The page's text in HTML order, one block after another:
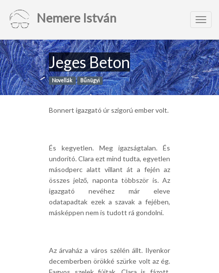
Nemere István
Jeges Beton
Novellák Bűnügyi
Bonnert igazgató úr szigorú ember volt.
És kegyetlen. Meg igazságtalan. És
undorító. Clara ezt mind tudta, egyetlen
másodperc alatt villant át a fején az
összes jelző, naponta többször is. Az
igazgató nevéhez már eleve
odatapadtak ezek a szavak a fejében,
másképpen nem is tudott rá gondolni.
Az árvaház a város szélén állt. Ilyenkor
decemberben örökké szürke volt az ég.